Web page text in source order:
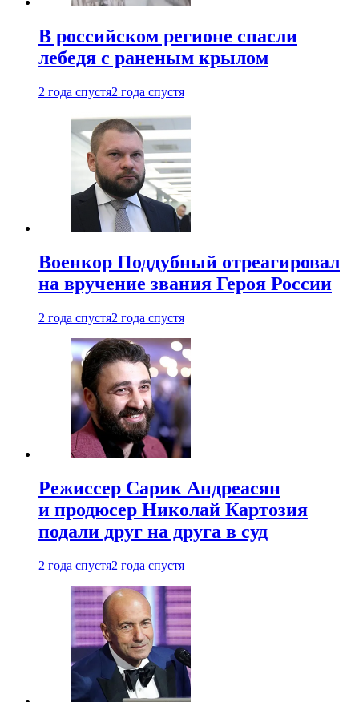
В российском регионе спасли
лебедя с раненым крылом
2 года спустя2 года спустя
Военкор Поддубный отреагировал
на вручение звания Героя России
2 года спустя2 года спустя
Режиссер Сарик Андреасян
и продюсер Николай Картозия
подали друг на друга в суд
2 года спустя2 года спустя